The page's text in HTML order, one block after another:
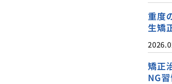
重度
生矯
矯正
NG